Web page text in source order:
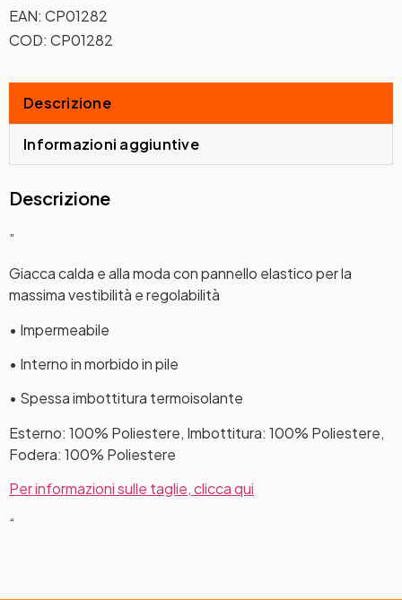
EAN: CP01282
COD: CP01282
Descrizione
Informazioni aggiuntive
Descrizione
”
Giacca calda e alla moda con pannello elastico per la
massima vestibilità e regolabilità
• Impermeabile
• Interno in morbido in pile
• Spessa imbottitura termoisolante
Esterno: 100% Poliestere, Imbottitura: 100% Poliestere,
Fodera: 100% Poliestere
Per informazioni sulle taglie, clicca qui
“